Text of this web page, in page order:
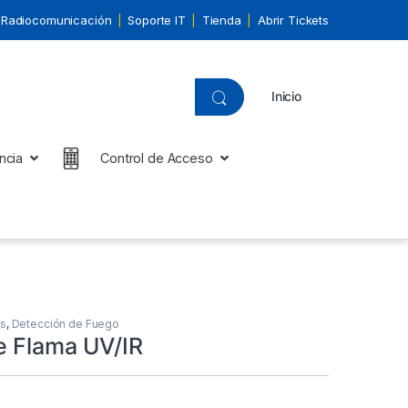
Radiocomunicación Soporte IT Tienda Abrir Tickets
Inicio
Control de Acceso
, Detección de Fuego
UV/IR